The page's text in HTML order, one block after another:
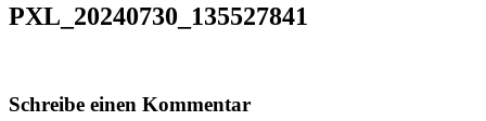
PXL_20240730_135527841
Schreibe einen Kommentar